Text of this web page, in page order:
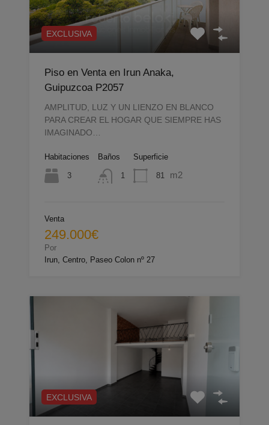
EXCLUSIVA
Piso en Venta en Irun Anaka,
Guipuzcoa P2057
AMPLITUD, LUZ Y UN LIENZO EN BLANCO
PARA CREAR EL HOGAR QUE SIEMPRE HAS
IMAGINADO…
Habitaciones
3
Baños
1
Superficie
81 m2
Venta
249.000€
Por
Irun, Centro, Paseo Colon nº 27
EXCLUSIVA